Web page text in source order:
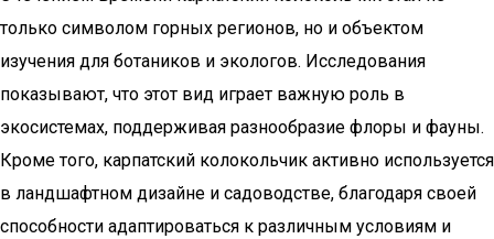
только символом горных регионов, но и объектом
изучения для ботаников и экологов. Исследования
показывают, что этот вид играет важную роль в
экосистемах, поддерживая разнообразие флоры и фауны.
Кроме того, карпатский колокольчик активно используется
в ландшафтном дизайне и садоводстве, благодаря своей
способности адаптироваться к различным условиям и